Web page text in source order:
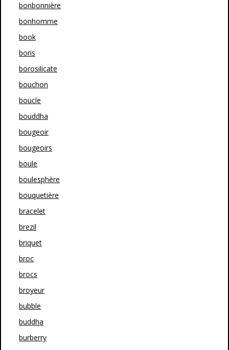
bonbonnière
bonhomme
book
boris
borosilicate
bouchon
boucle
bouddha
bougeoir
bougeoirs
boule
boulesphère
bouquetière
bracelet
brezil
briquet
broc
brocs
broyeur
bubble
buddha
burberry